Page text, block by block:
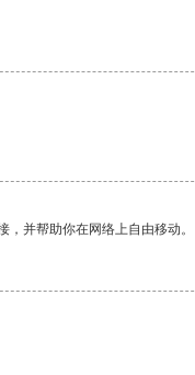
并帮助你在网络上自由移动。